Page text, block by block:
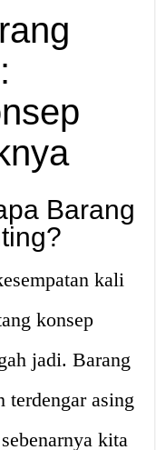
Barang
kali
konsep
jadi. Barang
terdengar asing
kita